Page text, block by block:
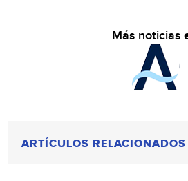
Más noticias
ARTÍCULOS RELACIONADOS